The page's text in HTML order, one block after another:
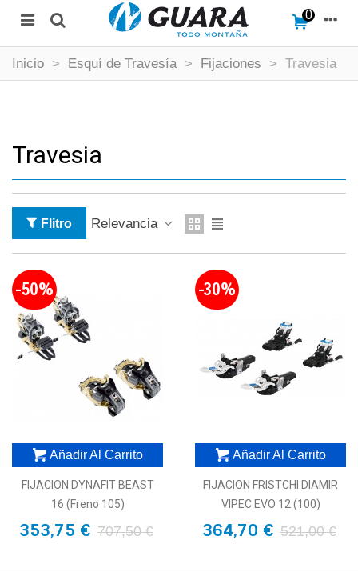
0
Inicio > Esquí de Travesía > Fijaciones > Travesia
Travesia
Flitro Relevancia
-50%
Añadir Al Carrito
FIJACION DYNAFIT BEAST
16 (freno 105)
353,75 € 707,50 €
-30%
Añadir Al Carrito
FIJACION FRISTCHI DIAMIR
VIPEC EVO 12 (100)
364,70 € 521,00 €